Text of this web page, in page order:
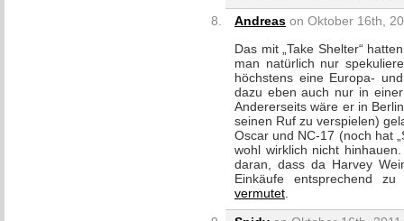
Andreas on Oktober 16th,
Das mit „Take Shelter“
man natürlich nur
höchstens eine Europa-
dazu eben auch nur in
Andererseits wäre er in
seinen Ruf zu verspielen)
Oscar und NC-17 (noch hat
wohl wirklich nicht
daran, dass da Harvey
Einkäufe entsprechend
vermutet